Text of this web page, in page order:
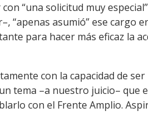
“una solicitud muy
asumió” ese cargo
para hacer más eficaz la
con la capacidad de
tema –a nuestro juicio– que
con el Frente Amplio.